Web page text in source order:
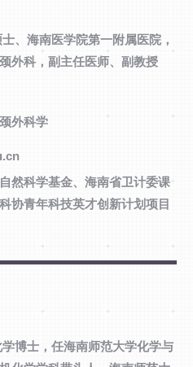
、海南医学院第一附属医院，
外科，副主任医师、副教授
外科学
然科学基金、海南省卫计委课
协青年科技英才创新计划项目
博士，任海南师范大学化学与